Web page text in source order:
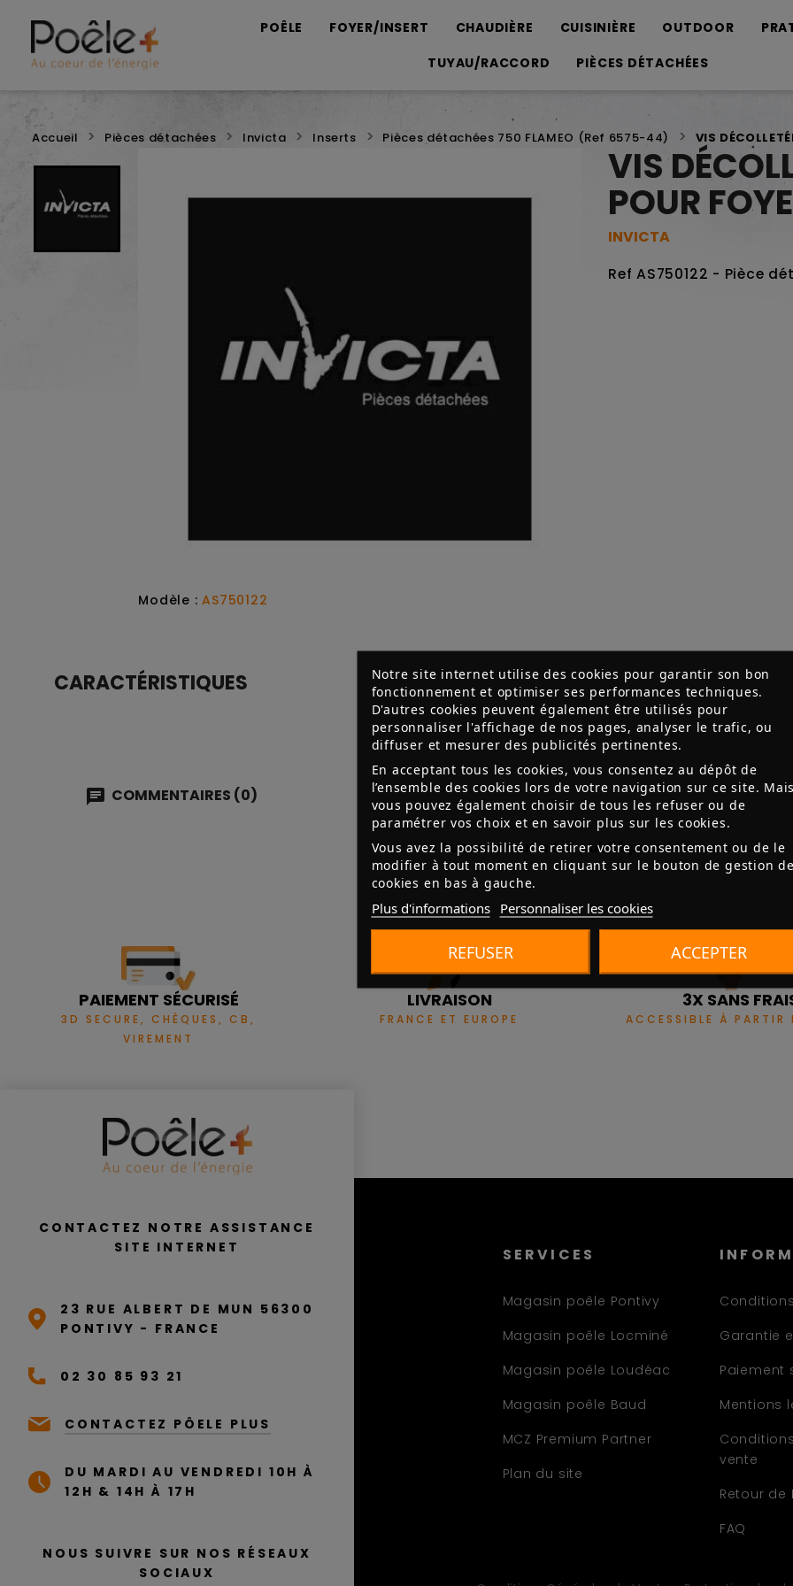
POÊLE FOYER/INSERT CHAUDIÈRE CUISINIÈRE OUTDOOR
TUYAU/RACCORD
PIÈCES DÉTACHÉES
Notre site internet utilise des cookies pour garantir son bon
fonctionnement et optimiser ses performances techniques.
D'autres cookies peuvent également être utilisés pour
personnaliser l'affichage de nos pages, analyser le trafic, ou
diffuser et mesurer des publicités pertinentes.
En acceptant tous les cookies, vous consentez au dépôt de
l’ensemble des cookies lors de votre navigation sur ce site.
vous pouvez également choisir de tous les refuser ou de
paramétrer vos choix et en savoir plus sur les cookies.
Vous avez la possibilité de retirer votre consentement ou de le
modifier à tout moment en cliquant sur le bouton de gestion
cookies en bas à gauche.
Plus d'informations Personnaliser les cookies
REFUSER ACCEPTER
Accueil Pièces détachées Invicta Inserts Pièces détachées 750 FLAMEO (Ref 6575-44) VIS
Modèle :AS750122
VIS
POUR
INVICTA
Ref AS750122 - Pièce
CARACTÉRISTIQUES
COMMENTAIRES (0)
Aucun avis n'a été publié pour le moment.
PAIEMENT SÉCURISÉ
3D SECURE, CHÈQUES, CB,
VIREMENT
LIVRAISON
FRANCE ET EUROPE
3X SANS
ACCESSIBLE À
CONTACTEZ NOTRE ASSISTANCE
SITE INTERNET
23 RUE ALBERT DE MUN 56300
PONTIVY - FRANCE
02 30 85 93 21
CONTACTEZ PÔELE PLUS
DU MARDI AU VENDREDI 10H À
12H & 14H À 17H
NOUS SUIVRE SUR NOS RÉSEAUX
SOCIAUX
SERVICES
Magasin poêle Pontivy
Magasin poêle Locminé
Magasin poêle Loudéac
Magasin poêle Baud
MCZ Premium Partner
Plan du site
Garantie
Paiement
Mentions
vente
Retour de
FAQ